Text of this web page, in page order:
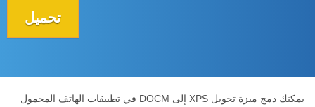
تحميل
يمكنك دمج ميزة تحويل XPS إلى DOCM في تطبيقات الهاتف المحمول